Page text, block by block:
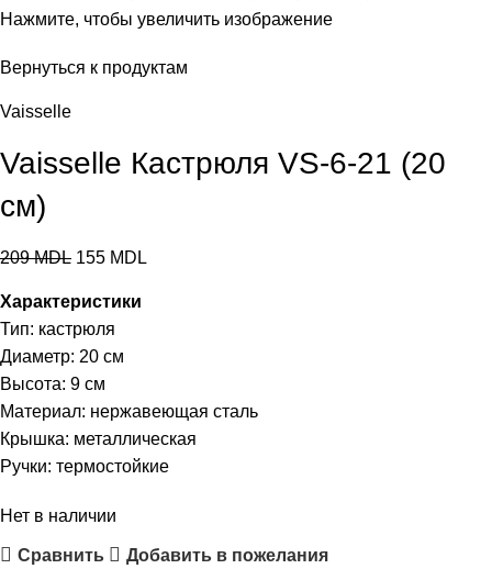
Нажмите, чтобы увеличить изображение
Вернуться к продуктам
Vaisselle
Vaisselle Кастрюля VS-6-21 (20
см)
209MDL 155 MDL
Характеристики
Тип: кастрюля
Диаметр: 20 см
Высота: 9 см
Материал: нержавеющая сталь
Крышка: металлическая
Ручки: термостойкие
Нет в наличии
Сравнить Добавить в пожелания